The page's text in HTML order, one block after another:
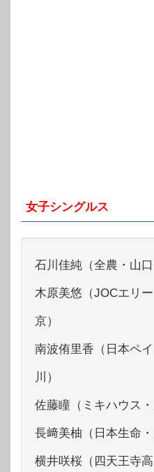
女子シングルス
石川佳純（全農・山口
木原美悠（JOCエリ
京）
南波侑里香（日本ペ
川）
佐藤瞳（ミキハウス・
長﨑美柚（日本生命・
横井咲桜（四天王寺高